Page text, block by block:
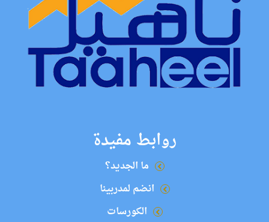
روابط مفيدة
ما الجديد؟
انضم لمدربينا
الكورسات